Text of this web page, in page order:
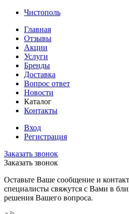
Чистополь
Главная
Отзывы
Акции
Услуги
Бренды
Доставка
Вопрос ответ
Новости
Каталог
Контакты
Вход
Регистрация
Заказать звонок
Заказать звонок
Оставьте Ваше сообщение и
специалисты свяжутся с Вами в
решения Вашего вопроса.